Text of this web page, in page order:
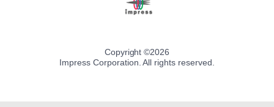
Copyright ©2026
Impress Corporation. All rights reserved.